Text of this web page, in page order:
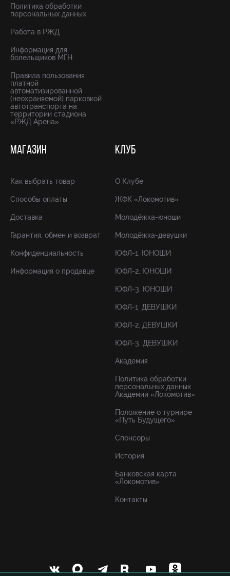
Политика обработки
персональных данных
Работа в РЖД
Информация для
болельщиков МГН
Правила пользования
платной
автоматизированной
(неохраняемой) парковкой
автотранспорта на
территории стадиона
«РЖД Арена»
МАГАЗИН
Как выбрать товар
Способы оплаты
Доставка
Гарантия, обмен и возврат
Конфиденциальность
Информация о продавце
КЛУБ
О Клубе
ЖФК «Локомотив»
Молодёжка-юноши
Молодёжка-девушки
ЮФЛ-1. ЮНОШИ
ЮФЛ-2. ЮНОШИ
ЮФЛ-3. ЮНОШИ
ЮФЛ-1. ДЕВУШКИ
ЮФЛ-2. ДЕВУШКИ
ЮФЛ-3. ДЕВУШКИ
Академия
Политика обработки
персональных данных
Академии «Локомотив»
Положение о турнире
«Путь Будущего»
Спонсоры
История
Банковская карта
«Локомотив»
Контакты